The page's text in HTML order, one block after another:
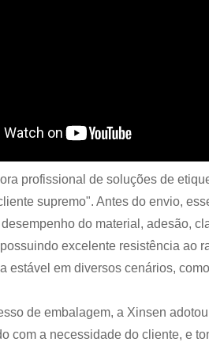
profissional de soluções de
supremo". Antes do envio,
do material, adesão,
excelente resistência ao
estável em diversos cenários,
de embalagem, a Xinsen
com a necessidade do cliente, e